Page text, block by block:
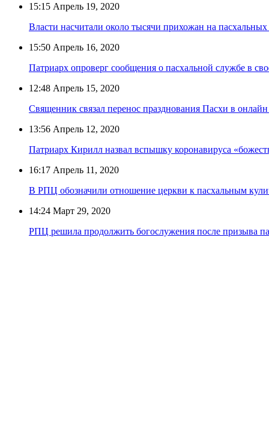
15:15 Апрель 19, 2020
Власти насчитали около тысячи прихожан на
15:50 Апрель 16, 2020
Патриарх опроверг сообщения о пасхальной службе в
12:48 Апрель 15, 2020
Священник связал перенос празднования Пасхи в
13:56 Апрель 12, 2020
Патриарх Кирилл назвал вспышку коронавируса
16:17 Апрель 11, 2020
В РПЦ обозначили отношение церкви к пасхальным
14:24 Март 29, 2020
РПЦ решила продолжить богослужения после призыва